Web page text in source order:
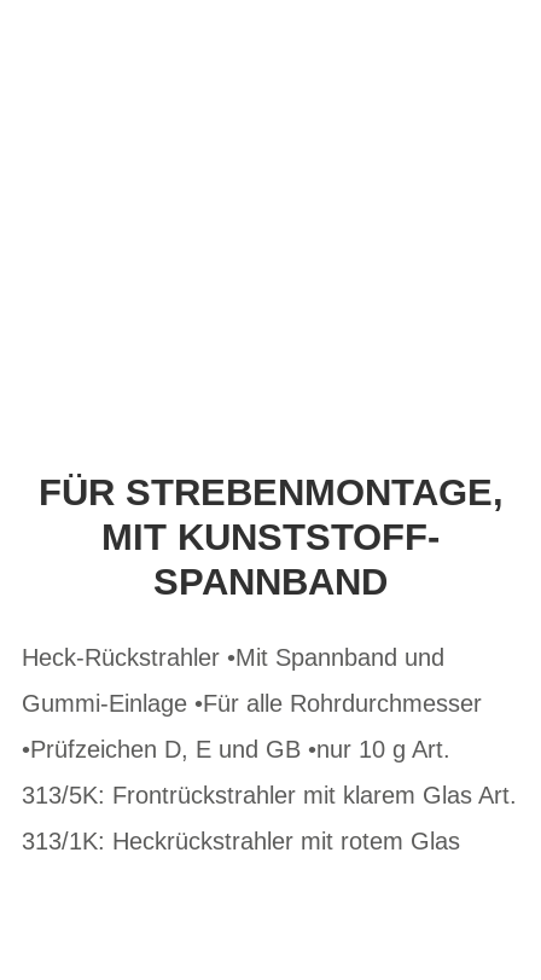
FÜR STREBENMONTAGE,
MIT KUNSTSTOFF-
SPANNBAND
Heck-Rückstrahler •Mit Spannband und
Gummi-Einlage •Für alle Rohrdurchmesser
•Prüfzeichen D, E und GB •nur 10 g Art.
313/5K: Frontrückstrahler mit klarem Glas Art.
313/1K: Heckrückstrahler mit rotem Glas